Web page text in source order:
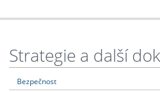
Strategie a další
Bezpečnost